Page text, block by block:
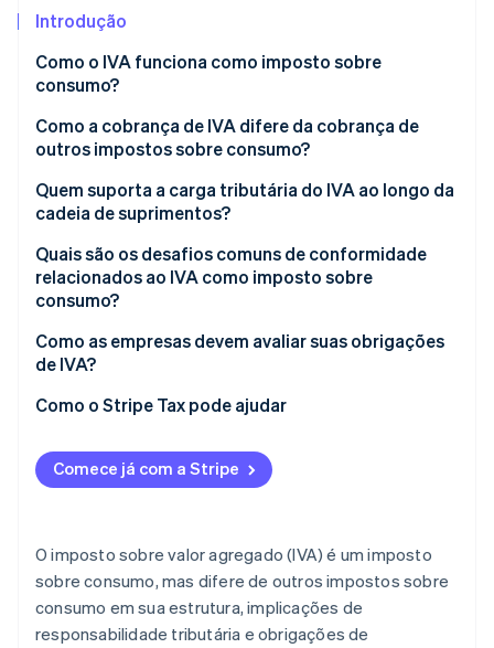
Introdução
Como o IVA funciona como imposto sobre
consumo?
Como a cobrança de IVA difere da cobrança de
outros impostos sobre consumo?
Quem suporta a carga tributária do IVA ao longo da
cadeia de suprimentos?
Quais são os desafios comuns de conformidade
relacionados ao IVA como imposto sobre
consumo?
Limites e prazos de cadastro
Regras para serviços digitais
Requisitos de manutenção de registros
Como as empresas devem avaliar suas obrigações
de IVA?
Como o Stripe Tax pode ajudar
Comece já com a Stripe
O imposto sobre valor agregado (IVA) é um imposto
sobre consumo, mas difere de outros impostos sobre
consumo em sua estrutura, implicações de
responsabilidade tributária e obrigações de